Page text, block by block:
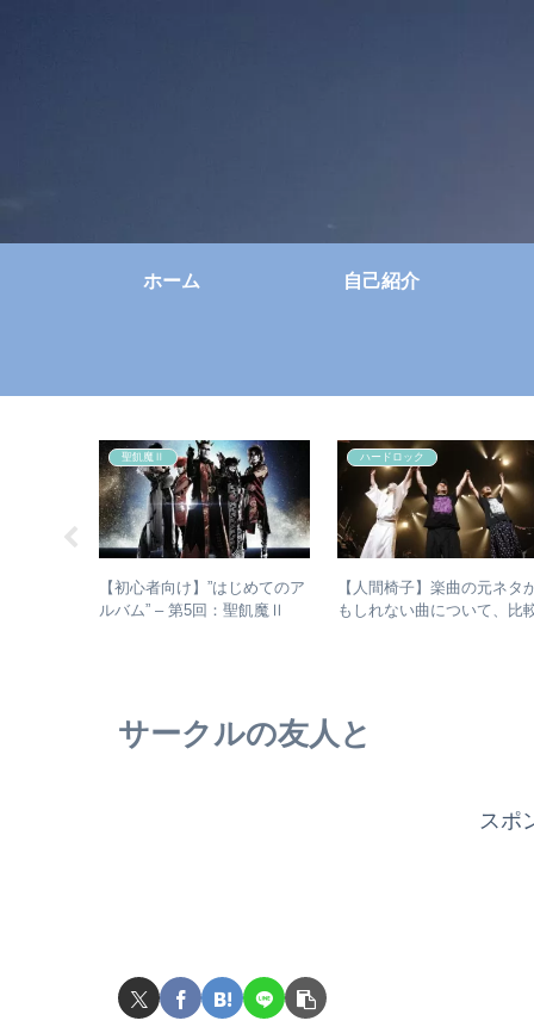
ホーム 自己紹介
聖飢魔Ⅱ
【初心者向け】”はじめてのア
ルバム” – 第5回：聖飢魔Ⅱ
ハードロック
【人間椅子】楽曲の元ネタ
もしれない曲について、比
サークルの友人と
スポ